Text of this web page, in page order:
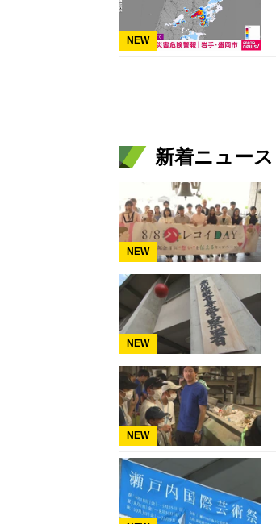
NEW
新着ニュース
NEW
NEW
NEW